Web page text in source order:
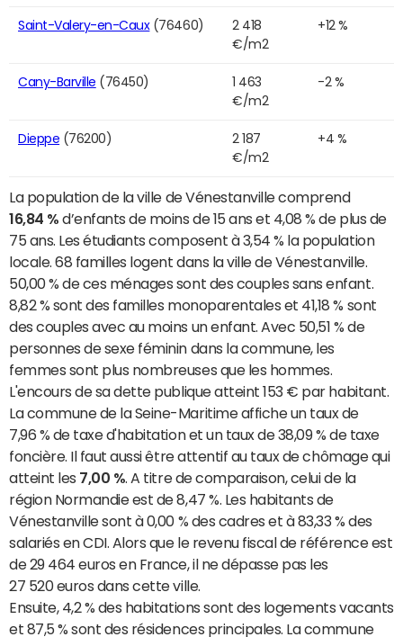
Saint-Valery-en-Caux(76460)
2 418
€/m2
+12 %
Cany-Barville (76450)
1 463
€/m2
-2 %
Dieppe (76200)
2 187
€/m2
+4 %
La population de la ville de Vénestanville comprend
16,84 % d’enfants de moins de 15 ans et 4,08 % de plus de
75 ans. Les étudiants composent à 3,54 % la population
locale. 68 familles logent dans la ville de Vénestanville.
50,00 % de ces ménages sont des couples sans enfant.
8,82 % sont des familles monoparentales et 41,18 % sont
des couples avec au moins un enfant. Avec 50,51 % de
personnes de sexe féminin dans la commune, les
femmes sont plus nombreuses que les hommes.
L'encours de sa dette publique atteint 153 € par habitant.
La commune de la Seine-Maritime affiche un taux de
7,96 % de taxe d'habitation et un taux de 38,09 % de taxe
foncière. Il faut aussi être attentif au taux de chômage qui
atteint les 7,00 % . A titre de comparaison, celui de la
région Normandie est de 8,47 %. Les habitants de
Vénestanville sont à 0,00 % des cadres et à 83,33 % des
salariés en CDI. Alors que le revenu fiscal de référence est
de 29 464 euros en France, il ne dépasse pas les
27 520 euros dans cette ville.
Ensuite, 4,2 % des habitations sont des logements vacants
et 87,5 % sont des résidences principales. La commune